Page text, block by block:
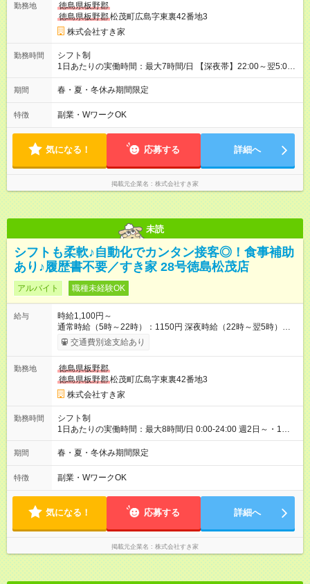
同時給）
勤務地
徳島県板野郡
徳島県板野郡松茂町広島字東裏42番地3
株式会社すき家
勤務時間
シフト制
1日あたりの実働時間：最大7時間/日 【深夜帯】22:00～翌5:00
週2日～・1日2h～OK◎ ※22:00から翌5:00までは18歳以上の方
のみ勤務可能です（18歳未満の深夜業務禁止のため） ★深夜で
す。 必ず、2名以上での勤務を行いますので、安心して働けま
す。
期間 春・夏・冬休み期間限定
特徴 副業・WワークOK
気になる！ 応募する 詳細へ
掲載元企業名 株式会社すき家
未読
シフトも柔軟♪自動化でカンタン接客◎！食事補助
あり♪履歴書不要／すき家 28号徳島松茂店
アルバイト 職種未経験OK
給与
時給1,100円～
通常時給（5時～22時）：1150円 深夜時給（22時～翌5時）：
1438円 高校生時給：1100円 【特別手当】早朝手当（5：00-9：
00）時給+150円 【試用期間】試用期間あり 試用期間の長さ：1
30日（※条件変更なし）ですが、切り上げで一ヶ月とさせてい
ただきます。 研修制度あり：15時間(研修中も同時給）
交通費別途支給あり
勤務地
徳島県板野郡
徳島県板野郡松茂町広島字東裏42番地3
株式会社すき家
勤務時間
シフト制
1日あたりの実働時間：最大8時間/日 0:00-24:00 週2日～・1日
2h～OK ＜シフト例＞ 〇朝帯 5:00-9:00 〇昼帯 9:00-14:00 〇午
後帯 14:00-18:00 〇夜帯 18:00-22:00 〇深夜帯 22:00-翌5:00 基
ます♪
期間 春・夏・冬休み期間限定
特徴 副業・WワークOK
気になる！ 応募する 詳細へ
掲載元企業名 株式会社すき家